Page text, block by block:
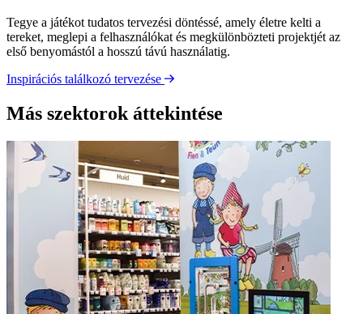
Tegye a játékot tudatos tervezési döntéssé, amely életre kelti a
tereket, meglepi a felhasználókat és megkülönbözteti projektjét az
első benyomástól a hosszú távú használatig.
Inspirációs találkozó tervezése
Más szektorok áttekintése